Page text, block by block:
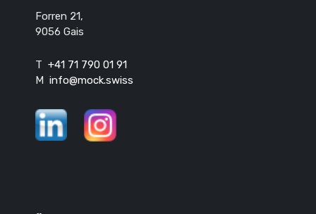
Forren 21,
9056 Gais
T +41 71 790 01 91
M ssiws.kcom@ofni